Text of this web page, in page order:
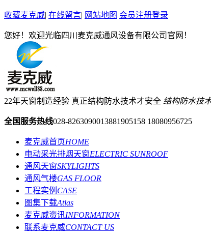
收藏麦克威| 在线留言| 网站地图 会员注册登录
您好！欢迎光临四川麦克威通风设备有限公司官网！
22年天窗制造经验 真正结构防水技术才安全 结构防水技
全国服务热线028-8263090013881905158 18080956725
麦克威首页HOME
电动采光排烟天窗ELECTRIC SUNROOF
通风天窗SKYLIGHTS
通风气楼GAS FLOOR
工程实例 CASE
图集下载Atlas
麦克威资讯INFORMATION
联系麦克威CONTACT US